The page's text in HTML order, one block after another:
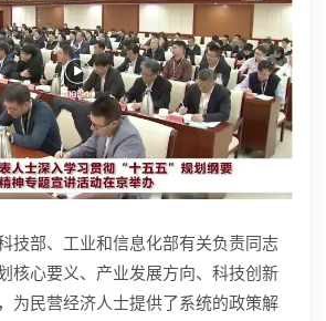
技部、工业和信息化部有关负责同志
核心要义、产业发展方向、科技创新
为民营经济人士提供了系统的政策解